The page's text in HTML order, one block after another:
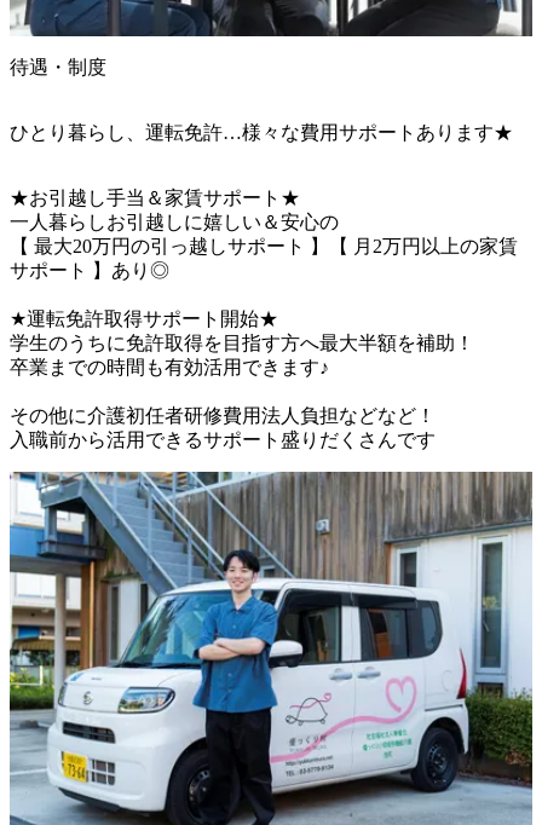
待遇・制度
ひとり暮らし、運転免許…様々な費用サポートあります★
★お引越し手当＆家賃サポート★
一人暮らしお引越しに嬉しい＆安心の
【 最大20万円の引っ越しサポート 】【 月2万円以上の家賃
サポート 】あり◎
★運転免許取得サポート開始★
学生のうちに免許取得を目指す方へ最大半額を補助！
卒業までの時間も有効活用できます♪
その他に介護初任者研修費用法人負担などなど！
入職前から活用できるサポート盛りだくさんです